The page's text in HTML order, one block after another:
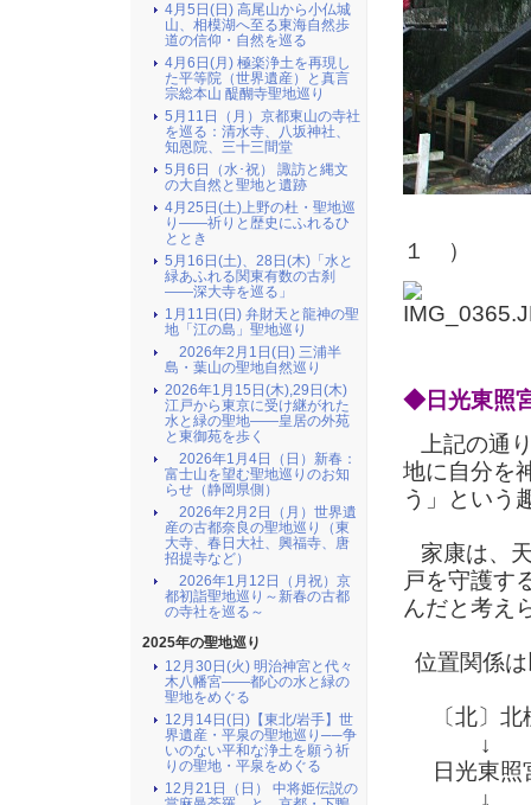
１ ）
◆日光東照
上記の通
地に自分を
う」という
家康は、
戸を守護す
んだと考え
位置関係
〔北〕北
↓
日光東照
↓
4月5日(日) 高尾山から小仏城
山、相模湖へ至る東海自然歩
道の信仰・自然を巡る
4月6日(月) 極楽浄土を再現し
た平等院（世界遺産）と真言
宗総本山 醍醐寺聖地巡り
5月11日（月）京都東山の寺社
を巡る：清水寺、八坂神社、
知恩院、三十三間堂
5月6日（水･祝） 諏訪と縄文
の大自然と聖地と遺跡
4月25日(土)上野の杜・聖地巡
り――祈りと歴史にふれるひ
ととき
5月16日(土)、28日(木)「水と
緑あふれる関東有数の古刹
――深大寺を巡る」
1月11日(日) 弁財天と龍神の聖
地「江の島」聖地巡り
2026年2月1日(日) 三浦半
島・葉山の聖地自然巡り
2026年1月15日(木),29日(木)
江戸から東京に受け継がれた
水と緑の聖地――皇居の外苑
と東御苑を歩く
2026年1月4日（日）新春：
富士山を望む聖地巡りのお知
らせ（静岡県側）
2026年2月2日（月）世界遺
産の古都奈良の聖地巡り（東
大寺、春日大社、興福寺、唐
招提寺など）
2026年1月12日（月祝）京
都初詣聖地巡り～新春の古都
の寺社を巡る～
2025年の聖地巡り
12月30日(火) 明治神宮と代々
木八幡宮――都心の水と緑の
聖地をめぐる
12月14日(日)【東北/岩手】世
界遺産・平泉の聖地巡り──争
いのない平和な浄土を願う祈
りの聖地・平泉をめぐる
12月21日（日） 中将姫伝説の